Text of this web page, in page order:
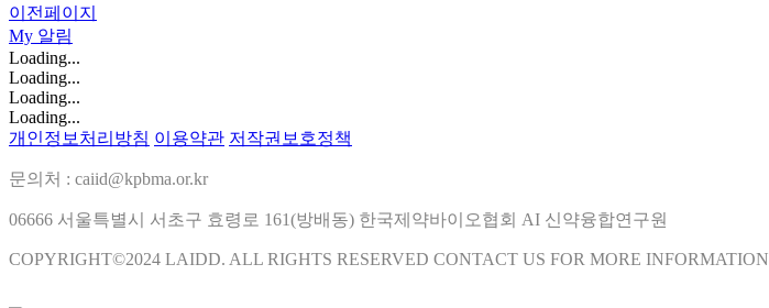
이전페이지
My 알림
Loading...
Loading...
Loading...
Loading...
개인정보처리방침 이용약관 저작권보호정책
문의처 : caiid@kpbma.or.kr
06666 서울특별시 서초구 효령로 161(방배동) 한국제약바이오협회 AI 신약융합연구원
COPYRIGHT©2024 LAIDD. ALL RIGHTS RESERVED CONTACT US FOR MORE INFORMATION